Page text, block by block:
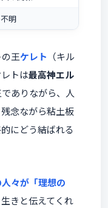
明
王ケレト （キル
トは最高神エル
ありながら、人
念ながら粘土板
にどう結ばれる
々が「理想の
きと伝えてくれ